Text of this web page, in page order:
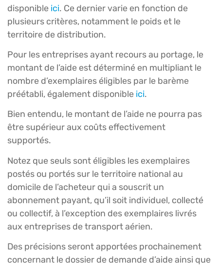
disponible ici. Ce dernier varie en fonction de
plusieurs critères, notamment le poids et le
territoire de distribution.
Pour les entreprises ayant recours au portage, le
montant de l’aide est déterminé en multipliant le
nombre d’exemplaires éligibles par le barème
préétabli, également disponible ici.
Bien entendu, le montant de l’aide ne pourra pas
être supérieur aux coûts effectivement
supportés.
Notez que seuls sont éligibles les exemplaires
postés ou portés sur le territoire national au
domicile de l’acheteur qui a souscrit un
abonnement payant, qu’il soit individuel, collecté
ou collectif, à l’exception des exemplaires livrés
aux entreprises de transport aérien.
Des précisions seront apportées prochainement
concernant le dossier de demande d’aide ainsi que